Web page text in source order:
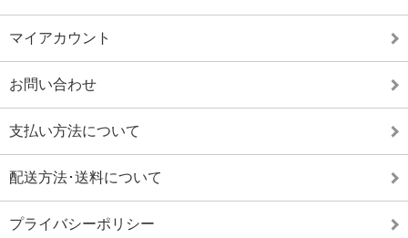
マイアカウント
お問い合わせ
支払い方法について
配送方法･送料について
プライバシーポリシー